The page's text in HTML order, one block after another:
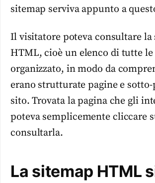
sitemap serviva appunto a
Il visitatore poteva consultare la
HTML, cioè un elenco di tutte le
organizzato, in modo da
erano strutturate pagine e
sito. Trovata la pagina che gli
poteva semplicemente cliccare
consultarla.
La sitemap HTML